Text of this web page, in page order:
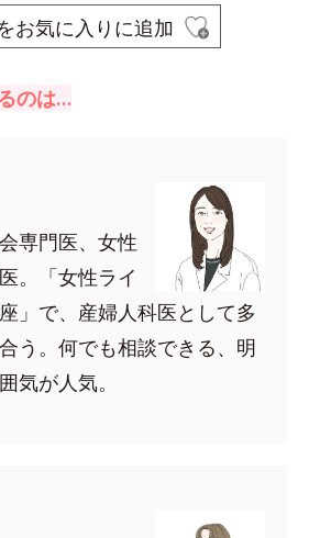
お気に入りに追加
のは…
専門医、女性
。「女性ライ
」で、産婦人科医として多
う。何でも相談できる、明
気が人気。